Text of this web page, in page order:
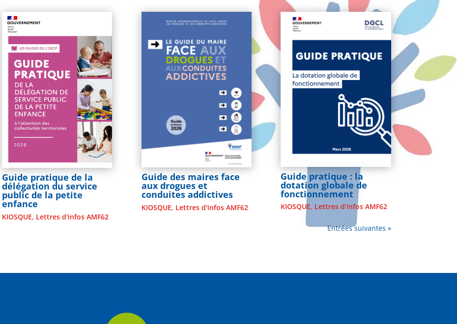
Guide pratique de la
délégation du service
public de la petite
enfance
KIOSQUE, Lettres d'infos AMF62
Guide des maires face
aux drogues et
conduites addictives
KIOSQUE, Lettres d'infos AMF62
Guide pratique : la
dotation globale de
fonctionnement
KIOSQUE, Lettres d'infos AMF62
Entrées suivantes »